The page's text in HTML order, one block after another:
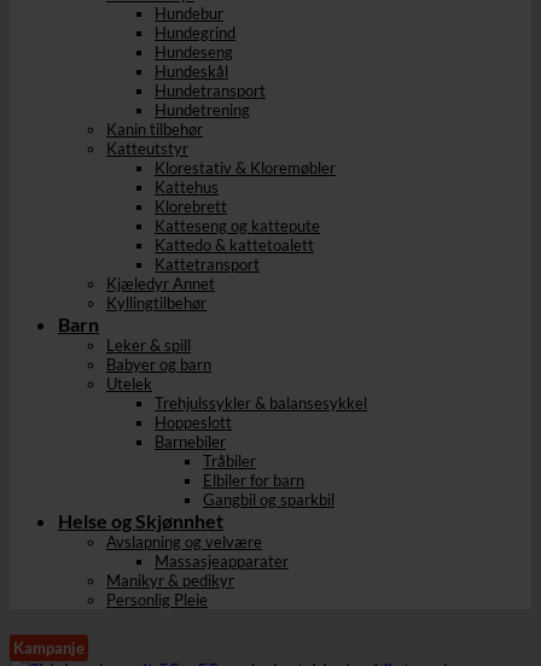
Hundebur
Hundegrind
Hundeseng
Hundeskål
Hundetransport
Hundetrening
Kanin tilbehør
Katteutstyr
Klorestativ & Kloremøbler
Kattehus
Klorebrett
Katteseng og kattepute
Kattedo & kattetoalett
Kattetransport
Kjæledyr Annet
Kyllingtilbehør
Barn
Leker & spill
Babyer og barn
Utelek
Trehjulssykler & balansesykkel
Hoppeslott
Barnebiler
Tråbiler
Elbiler for barn
Gangbil og sparkbil
Helse og Skjønnhet
Avslapning og velvære
Massasjeapparater
Manikyr & pedikyr
Personlig Pleie
Kampanje